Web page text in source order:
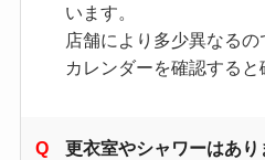
います。
店舗により多少異なる
カレンダーを確認すると
更衣室やシャワーはあり